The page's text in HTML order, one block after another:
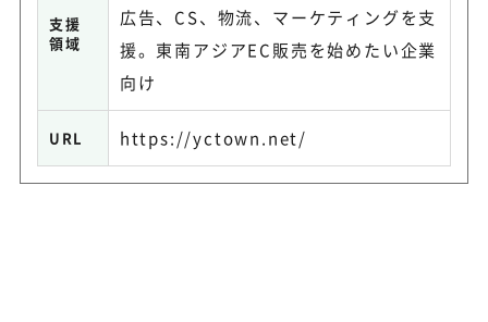
支援
領域
広告、CS、物流、マーケティングを支
援。東南アジアEC販売を始めたい企業
向け
URL https://yctown.net/